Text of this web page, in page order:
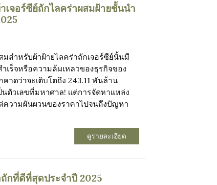
เจอร์ซีย์ถักไลคร่าผสมฝ้ายชั้นนำ
สำหรับผ้าฝ้ายไลคร่าถักเจอร์ซีย์นั้นมี
เร็จหรือความล้มเหลวของธุรกิจของ
ดว่าจะเติบโตถึง 243.11 พันล้าน
ตัวเลขที่มหาศาล! แต่การจัดหาแหล่ง
ความผันผวนของราคาไปจนถึงปัญหา
ดูรายละเอียด
กที่ดีที่สุดประจำปี 2025